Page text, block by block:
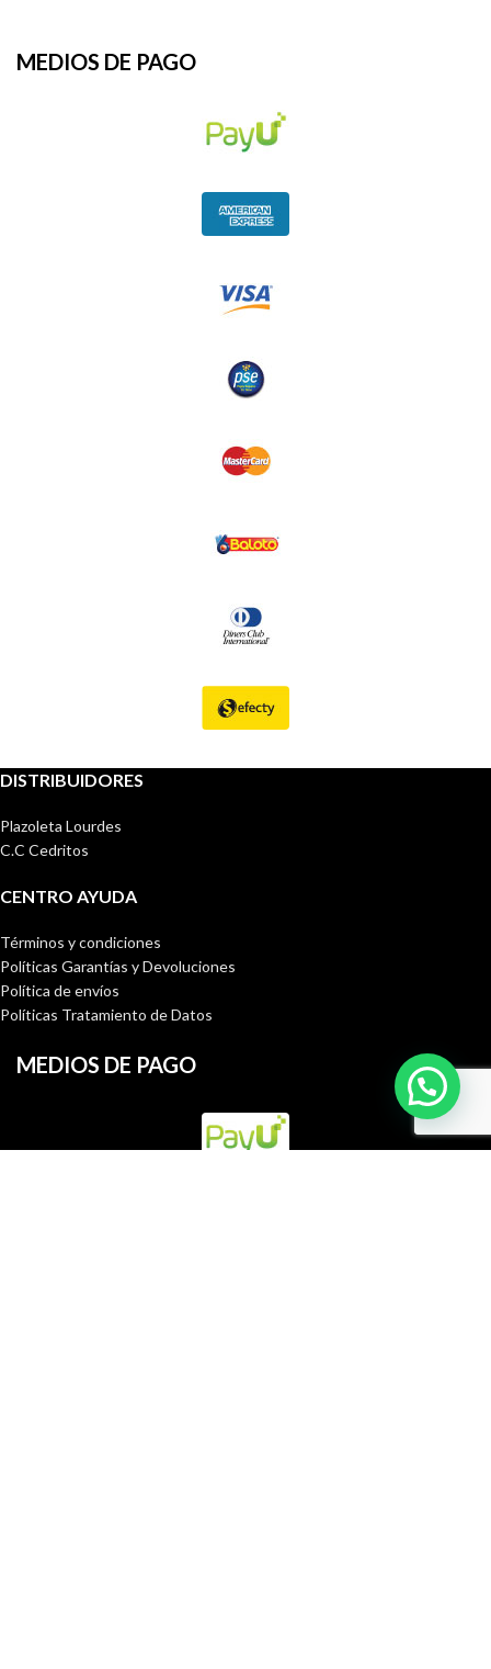
MEDIOS DE PAGO
DISTRIBUIDORES
Plazoleta Lourdes
C.C Cedritos
CENTRO AYUDA
Términos y condiciones
Políticas Garantías y Devoluciones
Política de envíos
Políticas Tratamiento de Datos
MEDIOS DE PAGO